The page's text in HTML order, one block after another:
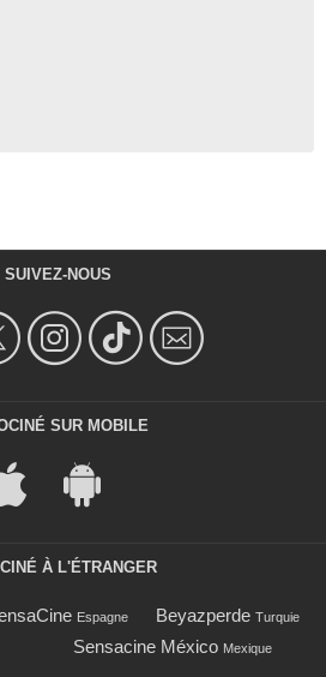
SUIVEZ-NOUS
SUR MOBILE
À L'ÉTRANGER
Espagne Beyazperde Turquie
Sensacine México Mexique